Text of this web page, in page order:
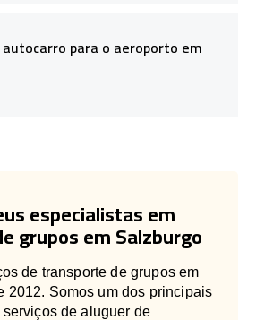
para o aeroporto em
especialistas em
grupos em Salzburgo
de transporte de grupos em
2012. Somos um dos principais
de aluguer de